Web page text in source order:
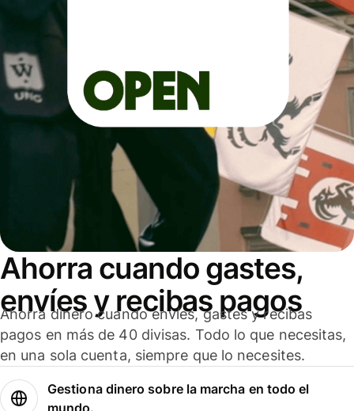
Ahorra cuando gastes,
envíes y recibas pagos
Ahorra dinero cuando envíes, gastes y recibas
pagos en más de 40 divisas. Todo lo que necesitas,
en una sola cuenta, siempre que lo necesites.
Gestiona dinero sobre la marcha en todo el